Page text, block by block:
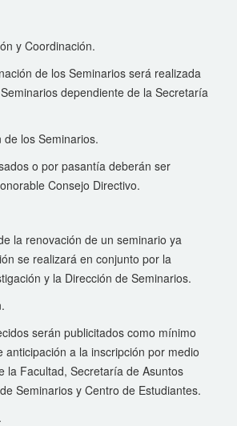
y Coordinación.
de los Seminarios será realizada
dependiente de la Secretaría
de los Seminarios.
o por pasantía deberán ser
Consejo Directivo.
la renovación de un seminario ya
se realizará en conjunto por la
y la Dirección de Seminarios.
serán publicitados como mínimo
anticipación a la inscripción por medio
la Facultad, Secretaría de Asuntos
Seminarios y Centro de Estudiantes.